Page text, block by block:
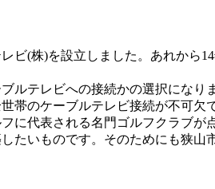
(株)を設立しました。あれから
ルテレビへの接続かの選択になりま
帯のケーブルテレビ接続が不可欠
代表される名門ゴルフクラブが
たいものです。そのためにも狭山